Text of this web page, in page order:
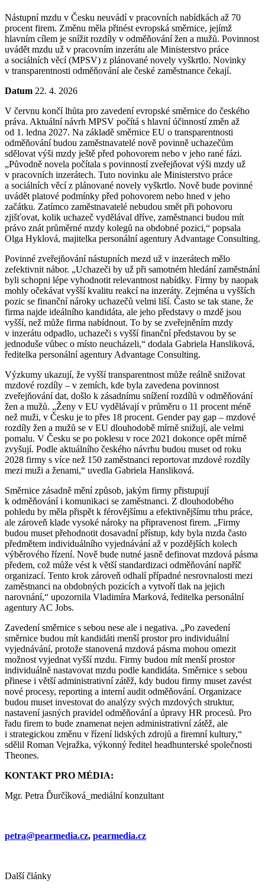
Nástupní mzdu v Česku neuvádí v pracovních nabídkách až 70
procent firem. Změnu měla přinést evropská směrnice, jejímž
hlavním cílem je snížit rozdíly v odměňování žen a mužů. Povinnost
uvádět mzdu už v pracovním inzerátu ale Ministerstvo práce
a sociálních věcí (MPSV) z plánované novely vyškrtlo. Novinky
v transparentnosti odměňování ale české zaměstnance čekají.
Datum 22. 4. 2026
V červnu končí lhůta pro zavedení evropské směrnice do českého
práva. Aktuální návrh MPSV počítá s hlavní účinností změn až
od 1. ledna 2027. Na základě směrnice EU o transparentnosti
odměňování budou zaměstnavatelé nově povinně uchazečům
sdělovat výši mzdy ještě před pohovorem nebo v jeho rané fázi.
„Původně novela počítala s povinností zveřejňovat výši mzdy už
v pracovních inzerátech. Tuto novinku ale Ministerstvo práce
a sociálních věcí z plánované novely vyškrtlo. Nově bude povinné
uvádět platové podmínky před pohovorem nebo hned v jeho
začátku. Zatímco zaměstnavatelé nebudou smět při pohovoru
zjišťovat, kolik uchazeč vydělával dříve, zaměstnanci budou mít
právo znát průměrné mzdy kolegů na obdobné pozici,“ popsala
Olga Hyklová, majitelka personální agentury Advantage Consulting.
Povinné zveřejňování nástupních mezd už v inzerátech mělo
zefektivnit nábor. „Uchazeči by už při samotném hledání zaměstnání
byli schopni lépe vyhodnotit relevantnost nabídky. Firmy by naopak
mohly očekávat vyšší kvalitu reakcí na inzeráty. Zejména u vyšších
pozic se finanční nároky uchazečů velmi liší. Často se tak stane, že
firma najde ideálního kandidáta, ale jeho představy o mzdě jsou
vyšší, než může firma nabídnout. To by se zveřejněním mzdy
v inzerátu odpadlo, uchazeči s vyšší finanční představou by se
jednoduše vůbec o místo neucházeli,“ dodala Gabriela Hansliková,
ředitelka personální agentury Advantage Consulting.
Výzkumy ukazují, že vyšší transparentnost může reálně snižovat
mzdové rozdíly – v zemích, kde byla zavedena povinnost
zveřejňování dat, došlo k zásadnímu snížení rozdílů v odměňování
žen a mužů. „Ženy v EU vydělávají v průměru o 11 procent méně
než muži, v Česku je to přes 18 procent. Gender pay gap – mzdové
rozdíly žen a mužů se v EU dlouhodobě mírně snižují, ale velmi
pomalu. V Česku se po poklesu v roce 2021 dokonce opět mírně
zvyšují. Podle aktuálního českého návrhu budou muset od roku
2028 firmy s více než 150 zaměstnanci reportovat mzdové rozdíly
mezi muži a ženami,“ uvedla Gabriela Hansliková.
Směrnice zásadně mění způsob, jakým firmy přistupují
k odměňování i komunikaci se zaměstnanci. Z dlouhodobého
pohledu by měla přispět k férovějšímu a efektivnějšímu trhu práce,
ale zároveň klade vysoké nároky na připravenost firem. „Firmy
budou muset přehodnotit dosavadní přístup, kdy byla mzda často
předmětem individuálního vyjednávání až v pozdějších kolech
výběrového řízení. Nově bude nutné jasně definovat mzdová pásma
předem, což může vést k větší standardizaci odměňování napříč
organizací. Tento krok zároveň odhalí případné nesrovnalosti mezi
zaměstnanci na obdobných pozicích a vytvoří tlak na jejich
narovnání,“ upozornila Vladimíra Marková, ředitelka personální
agentury AC Jobs.
Zavedení směrnice s sebou nese ale i negativa. „Po zavedení
směrnice budou mít kandidáti menší prostor pro individuální
vyjednávání, protože stanovená mzdová pásma mohou omezit
možnost vyjednat vyšší mzdu. Firmy budou mít menší prostor
individuálně nastavovat mzdu podle kandidáta. Směrnice s sebou
přinese i větší administrativní zátěž, kdy budou firmy muset zavést
nové procesy, reporting a interní audit odměňování. Organizace
budou muset investovat do analýzy svých mzdových struktur,
nastavení jasných pravidel odměňování a úpravy HR procesů. Pro
řadu firem to bude znamenat nejen administrativní zátěž, ale
i strategickou změnu v řízení lidských zdrojů a firemní kultury,“
sdělil Roman Vejražka, výkonný ředitel headhunterské společnosti
Theones.
KONTAKT PRO MÉDIA:
Mgr. Petra Ďurčíková_mediální konzultant
petra@pearmedia.cz, pearmedia.cz
Další články